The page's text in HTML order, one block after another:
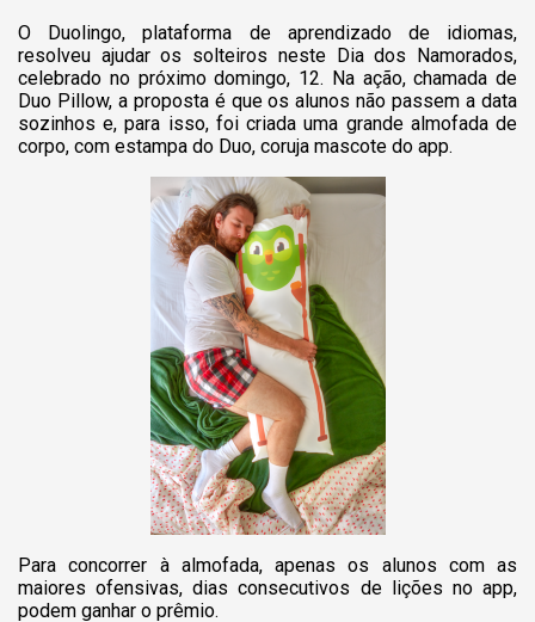
O Duolingo, plataforma de aprendizado de idiomas,
resolveu ajudar os solteiros neste Dia dos Namorados,
celebrado no próximo domingo, 12. Na ação, chamada de
Duo Pillow, a proposta é que os alunos não passem a data
sozinhos e, para isso, foi criada uma grande almofada de
corpo, com estampa do Duo, coruja mascote do app.
Para concorrer à almofada, apenas os alunos com as
maiores ofensivas, dias consecutivos de lições no app,
podem ganhar o prêmio.